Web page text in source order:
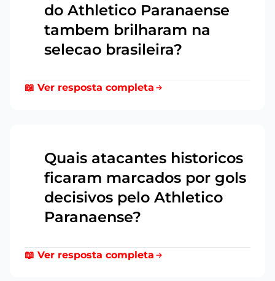
do Athletico Paranaense
tambem brilharam na
selecao brasileira?
📖 Ver resposta completa
Quais atacantes historicos
ficaram marcados por gols
decisivos pelo Athletico
Paranaense?
📖 Ver resposta completa